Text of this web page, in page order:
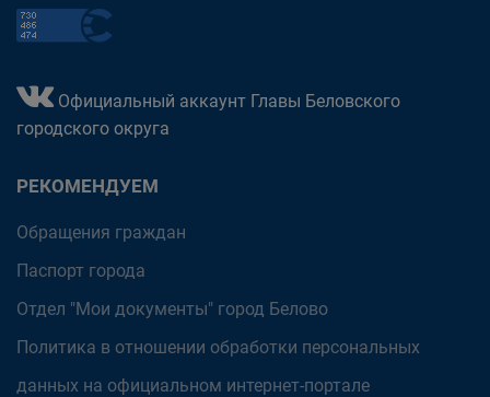
Официальный аккаунт Главы Беловского
городского округа
РЕКОМЕНДУЕМ
Обращения граждан
Паспорт города
Отдел "Мои документы" город Белово
Политика в отношении обработки персональных
данных на официальном интернет-портале